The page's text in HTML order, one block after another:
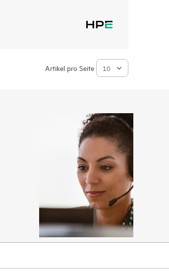
Artikel pro Seite